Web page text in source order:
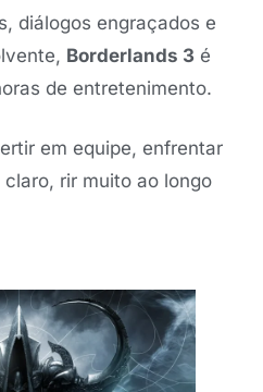
diálogos engraçados e
Borderlands 3 é
de entretenimento.
em equipe, enfrentar
rir muito ao longo